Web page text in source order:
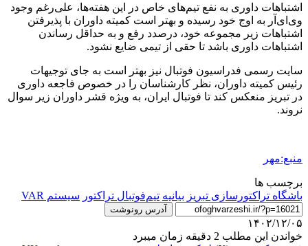
اشتباهات داوری به نفع تیم‌های خاص در این هفته‌ها، علی‌رغم وجود
وی‌ای‌آر به اوج خود رسیده و بهتر است کمیته داوران با پذیرفتن
اشتباهات زیر مجموعه خود، درصدد رفع و به حداقل رساندن
اشتباهات داوری باشد تا حقی از تیمی ضایع نشود.
سایت رسمی فدراسیون فوتبال نیز بهتر است به جای توجیهات
رئیس کمیته داوران، نظر کارشناسان را در خصوص فاجعه داوری
در تبریز منعکس کند تا فوتبال ایران، به ویژه قشر داوران زیر سوال
نروند.
منبع:مهر
برچسب ها
باشگاه تراکتورسازی تبریز بیانیه تیم‌فوتبال تراکتور سیستم VAR
آدرس رونوشت
۱۴۰۲/۱۲/۰۵
خواندن این مطلب 2 دقیقه زمان میبرد